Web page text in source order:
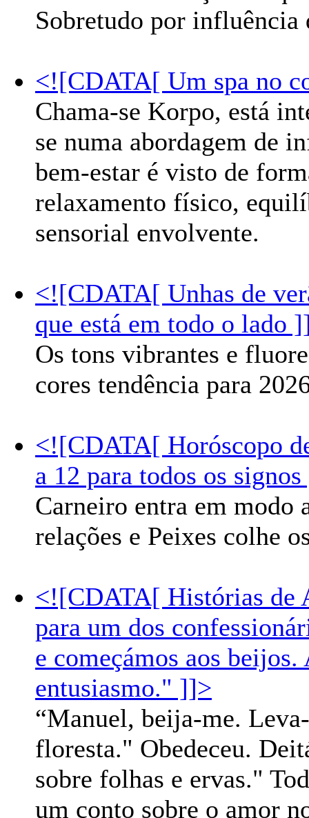
Sobretudo por
<![CDATA[ Um spa no
Chama-se Korpo, está
se numa abordagem de
bem-estar é visto de
relaxamento físico,
sensorial envolvente.
<![CDATA[ Unhas de
que está em todo o lado
Os tons vibrantes e
cores tendência para
<![CDATA[ Horóscopo
a 12 para todos os
Carneiro entra em modo
relações e Peixes colhe
<![CDATA[ Histórias de
para um dos
e começámos aos
entusiasmo." ]]>
“Manuel, beija-me.
floresta." Obedeceu.
sobre folhas e ervas."
um conto sobre o amor